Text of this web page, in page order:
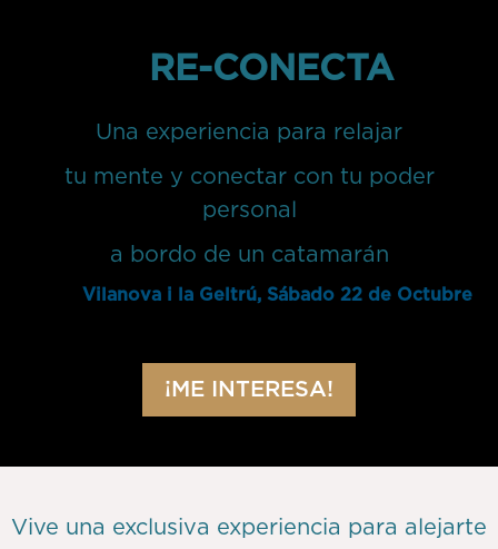
RE-CONECTA
Una experiencia para relajar
tu mente y conectar con tu poder
personal
a bordo de un catamarán
Vilanova i la Geltrú, Sábado 22 de Octubre
¡ME INTERESA!
Vive una exclusiva experiencia para alejarte